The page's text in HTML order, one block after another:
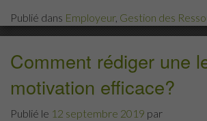
Publié dans Employeur, Gestion des
Comment rédiger une
motivation efficace?
Publié le 12 septembre 2019 par